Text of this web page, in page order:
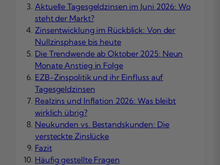
Aktuelle Tagesgeldzinsen im Juni 2026: Wo
steht der Markt?
Zinsentwicklung im Rückblick: Von der
Nullzinsphase bis heute
Die Trendwende ab Oktober 2025: Neun
Monate Anstieg in Folge
EZB-Zinspolitik und ihr Einfluss auf
Tagesgeldzinsen
Realzins und Inflation 2026: Was bleibt
wirklich übrig?
Neukunden vs. Bestandskunden: Die
versteckte Zinslücke
Fazit
Häufig gestellte Fragen